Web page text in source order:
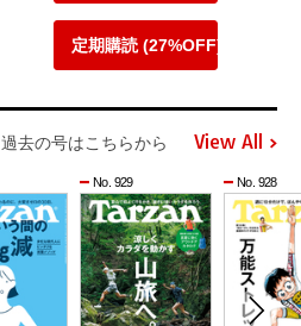
定期購読 (27%OFF)
過去の号はこちらから View All
No. 929 No. 928